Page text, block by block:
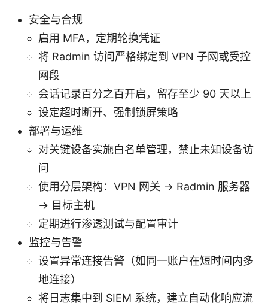
安全与合规
启用 MFA，定期轮换凭证
将 Radmin 访问严格绑定到 VPN 子网或受控
网段
会话记录百分之百开启，留存至少 90 天以上
设定超时断开、强制锁屏策略
部署与运维
对关键设备实施白名单管理，禁止未知设备访
问
使用分层架构：VPN 网关 → Radmin 服务器
→ 目标主机
定期进行渗透测试与配置审计
监控与告警
设置异常连接告警（如同一账户在短时间内多
地连接）
将日志集中到 SIEM 系统，建立自动化响应流